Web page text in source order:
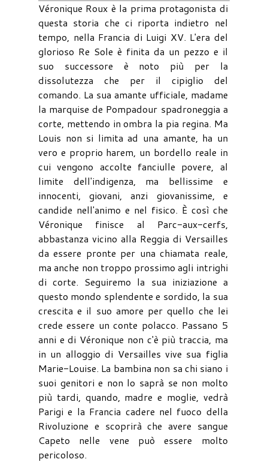
Véronique Roux è la prima protagonista di
questa storia che ci riporta indietro nel
tempo, nella Francia di Luigi XV. L'era del
glorioso Re Sole è finita da un pezzo e il
suo successore è noto più per la
dissolutezza che per il cipiglio del
comando. La sua amante ufficiale, madame
la marquise de Pompadour spadroneggia a
corte, mettendo in ombra la pia regina. Ma
Louis non si limita ad una amante, ha un
vero e proprio harem, un bordello reale in
cui vengono accolte fanciulle povere, al
limite dell'indigenza, ma bellissime e
innocenti, giovani, anzi giovanissime, e
candide nell'animo e nel fisico. È così che
Véronique finisce al Parc-aux-cerfs,
abbastanza vicino alla Reggia di Versailles
da essere pronte per una chiamata reale,
ma anche non troppo prossimo agli intrighi
di corte. Seguiremo la sua iniziazione a
questo mondo splendente e sordido, la sua
crescita e il suo amore per quello che lei
crede essere un conte polacco. Passano 5
anni e di Véronique non c'è più traccia, ma
in un alloggio di Versailles vive sua figlia
Marie-Louise. La bambina non sa chi siano i
suoi genitori e non lo saprà se non molto
più tardi, quando, madre e moglie, vedrà
Parigi e la Francia cadere nel fuoco della
Rivoluzione e scoprirà che avere sangue
Capeto nelle vene può essere molto
pericoloso.